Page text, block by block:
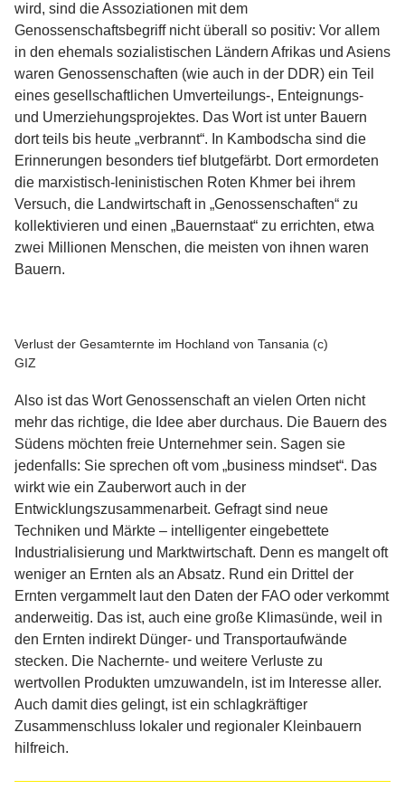
wird, sind die Assoziationen mit dem
Genossenschaftsbegriff nicht überall so positiv: Vor allem
in den ehemals sozialistischen Ländern Afrikas und Asiens
waren Genossenschaften (wie auch in der DDR) ein Teil
eines gesellschaftlichen Umverteilungs-, Enteignungs-
und Umerziehungsprojektes. Das Wort ist unter Bauern
dort teils bis heute „verbrannt“. In Kambodscha sind die
Erinnerungen besonders tief blutgefärbt. Dort ermordeten
die marxistisch-leninistischen Roten Khmer bei ihrem
Versuch, die Landwirtschaft in „Genossenschaften“ zu
kollektivieren und einen „Bauernstaat“ zu errichten, etwa
zwei Millionen Menschen, die meisten von ihnen waren
Bauern.
Verlust der Gesamternte im Hochland von Tansania (c)
GIZ
Also ist das Wort Genossenschaft an vielen Orten nicht
mehr das richtige, die Idee aber durchaus. Die Bauern des
Südens möchten freie Unternehmer sein. Sagen sie
jedenfalls: Sie sprechen oft vom „business mindset“. Das
wirkt wie ein Zauberwort auch in der
Entwicklungszusammenarbeit. Gefragt sind neue
Techniken und Märkte – intelligenter eingebettete
Industrialisierung und Marktwirtschaft. Denn es mangelt oft
weniger an Ernten als an Absatz. Rund ein Drittel der
Ernten vergammelt laut den Daten der FAO oder verkommt
anderweitig. Das ist, auch eine große Klimasünde, weil in
den Ernten indirekt Dünger- und Transportaufwände
stecken. Die Nachernte- und weitere Verluste zu
wertvollen Produkten umzuwandeln, ist im Interesse aller.
Auch damit dies gelingt, ist ein schlagkräftiger
Zusammenschluss lokaler und regionaler Kleinbauern
hilfreich.